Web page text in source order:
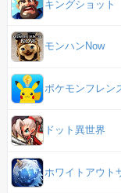
キングショット
モンハンNow
ポケモンフレン
ドット異世界
ホワイトアウト